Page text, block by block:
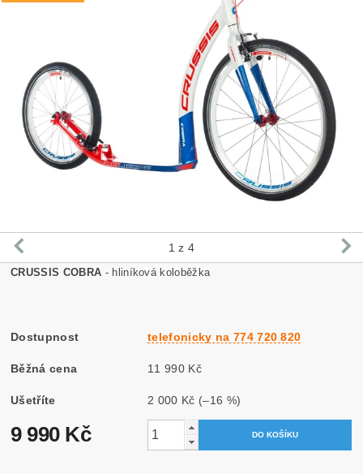
1 z 4
CRUSSIS COBRA - hliníková koloběžka
Dostupnost telefonicky na 774 720 820
Běžná cena 11 990 Kč
Ušetříte 2 000 Kč (–16 %)
9 990 Kč